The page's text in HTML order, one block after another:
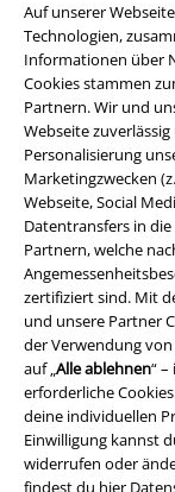
Auf unserer
Technologien,
Informationen über
Cookies stammen
Partnern. Wir und
Webseite
Personalisierung
Marketingzwecken
Webseite, Social
Datentransfers in
Partnern, welche
zertifiziert sind. Mit
und unsere Partner
der Verwendung
auf „Alle ablehnen“
erforderliche
deine individuellen
Einwilligung kannst
widerrufen oder
findest du hier
Rechtliches
AGB
Impressum
Datenschutz
Entsorgung und